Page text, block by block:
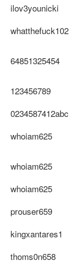
ilov3younicki
whatthefuck102
64851325454
123456789
0234587412abc
whoiam625
whoiam625
whoiam625
prouser659
kingxantares1
thoms0n658